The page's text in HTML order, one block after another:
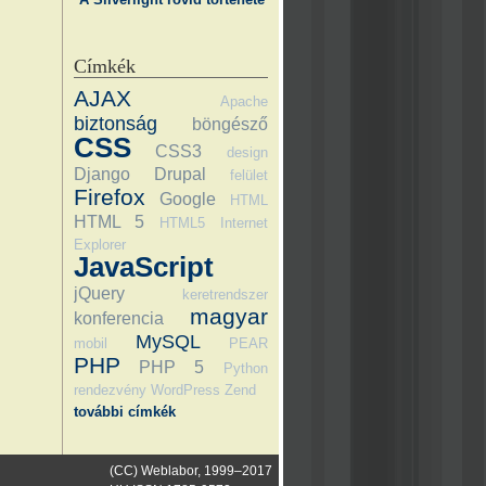
Címkék
AJAX Apache
biztonság böngésző
CSS CSS3 design
Django Drupal felület
Firefox Google HTML
HTML 5 HTML5
Internet
Explorer
JavaScript
jQuery keretrendszer
konferencia magyar
mobil MySQL PEAR
PHP PHP 5
Python
rendezvény WordPress Zend
további címkék
(CC) Weblabor, 1999–2017